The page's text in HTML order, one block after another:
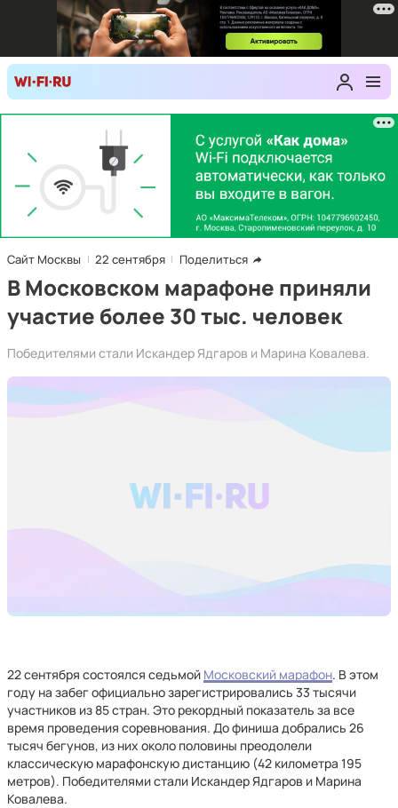
Сайт Москвы 22 сентября Поделиться
В Московском марафоне приняли
участие более 30 тыс. человек
Победителями стали Искандер Ядгаров и Марина Ковалева.
22 сентября состоялся седьмой Московский марафон. В этом
году на забег официально зарегистрировались 33 тысячи
участников из 85 стран. Это рекордный показатель за все
время проведения соревнования. До финиша добрались 26
тысяч бегунов, из них около половины преодолели
классическую марафонскую дистанцию (42 километра 195
метров). Победителями стали Искандер Ядгаров и Марина
Ковалева.